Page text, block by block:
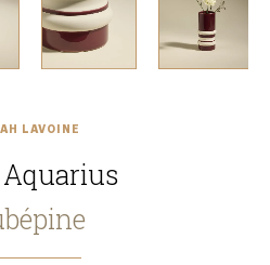
LAVOINE
Aquarius